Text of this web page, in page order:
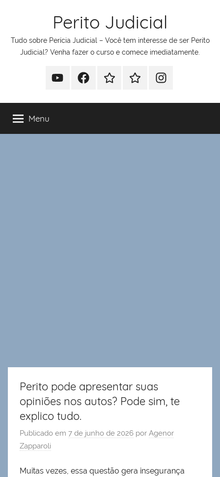
conteúdo
Perito Judicial
Tudo sobre Perícia Judicial – Você tem interesse de ser Perito
Judicial? Venha fazer o curso e comece imediatamente.
YoutubeFacebookWhatsappTelegramInstagram
Menu
Perito pode apresentar suas
opiniões nos autos? Pode sim, te
explico tudo.
Publicado em 7 de junho de 2026 por Agenor
Zapparoli
Muitas vezes, essa questão gera insegurança